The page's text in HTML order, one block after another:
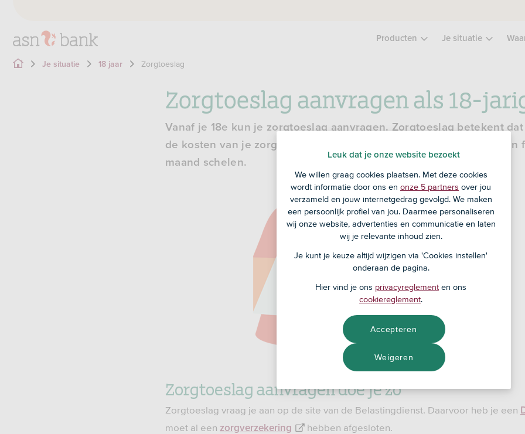
Producten Je situatie
Je situatie 18 jaar Zorgtoeslag
Zorgtoeslag aanvragen als 18-
Vanaf je 18e kun je zorgtoeslag aanvragen. Zorgtoeslag betekent
de kosten van je zorgverzekering terugkrijgt. Fijn, want dat kan een
maand schelen.
Zorgtoeslag aanvragen doe je zo
Zorgtoeslag vraag je aan op de site van de Belastingdienst. Daarvoor heb je een
moet al een zorgverzekering hebben afgesloten.
Leuk dat je onze website bezoekt
We willen graag cookies plaatsen. Met deze cookies
wordt informatie door ons en onze 5 partners over jou
verzameld en jouw internetgedrag gevolgd. We maken
een persoonlijk profiel van jou. Daarmee personaliseren
wij onze website, advertenties en communicatie en laten
wij je relevante inhoud zien.
Je kunt je keuze altijd wijzigen via 'Cookies instellen'
onderaan de pagina.
Hier vind je ons privacyreglement en ons
cookiereglement.
Weigeren
Accepteren